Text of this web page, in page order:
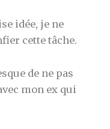
idée, je ne
cette tâche.
de ne pas
mon ex qui